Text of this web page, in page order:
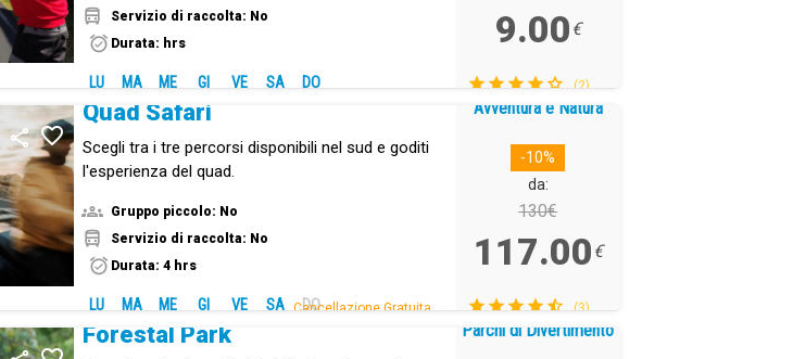
Servizio di raccolta: No
Durata: hrs
LU MA ME GI VE SA DO
9.00 €
(2)
Quad Safari
Scegli tra i tre percorsi disponibili nel sud e goditi
l'esperienza del quad.
Gruppo piccolo: No
Servizio di raccolta: No
Durata: 4 hrs
LU MA ME GI VE SA DO
Cancellazione Gratuita.
Avventura e Natura
-10%
da:
130€
117.00 €
(3)
Forestal Park Parchi di Divertimento